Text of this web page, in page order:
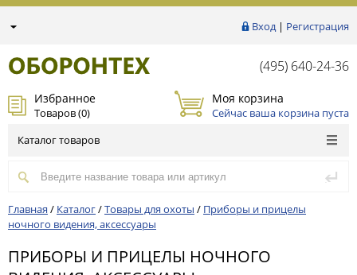
Вход| Регистрация
(495) 640-24-36
Избранное
Товаров (0)
Моя корзина
Сейчас ваша корзина пуста
Каталог товаров
Главная / Каталог/Товары для охоты / Приборы и прицелы
ночного видения, аксессуары
ПРИБОРЫ И ПРИЦЕЛЫ НОЧНОГО